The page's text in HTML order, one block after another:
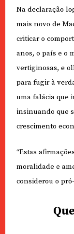
Na declaração
mais novo de
criticar o
anos, o país e o
vertiginosas, e
para fugir à
uma falácia que
insinuando que
crescimento
“Estas
moralidade e
considerou o